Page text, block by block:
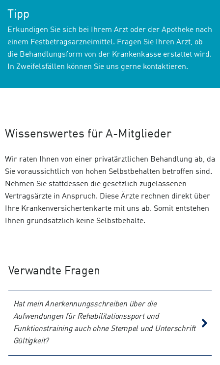
Tipp
Erkundigen Sie sich bei Ihrem Arzt oder der Apotheke nach
einem Festbetragsarzneimittel. Fragen Sie Ihren Arzt, ob
die Behandlungsform von der Krankenkasse erstattet wird.
In Zweifelsfällen können Sie uns gerne kontaktieren.
Wissenswertes für A-Mitglieder
Wir raten Ihnen von einer privatärztlichen Behandlung ab, da
Sie voraussichtlich von hohen Selbstbehalten betroffen sind.
Nehmen Sie stattdessen die gesetzlich zugelassenen
Vertragsärzte in Anspruch. Diese Ärzte rechnen direkt über
Ihre Krankenversichertenkarte mit uns ab. Somit entstehen
Ihnen grundsätzlich keine Selbstbehalte.
Verwandte Fragen
Hat mein Anerkennungsschreiben über die
Aufwendungen für Rehabilitationssport und
Funktionstraining auch ohne Stempel und Unterschrift
Gültigkeit?